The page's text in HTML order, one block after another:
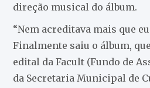
direção musical do álbum.
“Nem acreditava mais que
Finalmente saiu o álbum,
edital da Facult (Fundo de
da Secretaria Municipal de